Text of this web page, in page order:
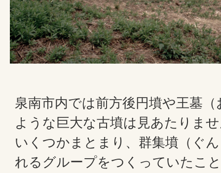
泉南市内では前方後円墳や王墓
ような巨大な古墳は見あたりま
いくつかまとまり、群集墳（ぐ
れるグループをつくっていたこ